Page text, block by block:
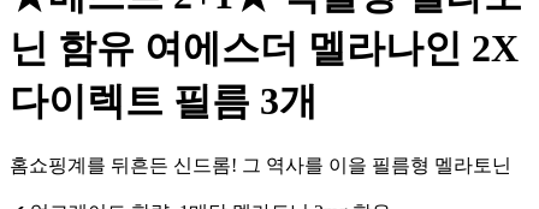
닌 함유 여에스더 멜라나인 2X
다이렉트 필름 3개
홈쇼핑계를 뒤흔든 신드롬! 그 역사를 이을 필름형 멜라토닌